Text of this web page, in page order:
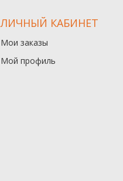
ЛИЧНЫЙ КАБИНЕТ
Мои заказы
Мой профиль